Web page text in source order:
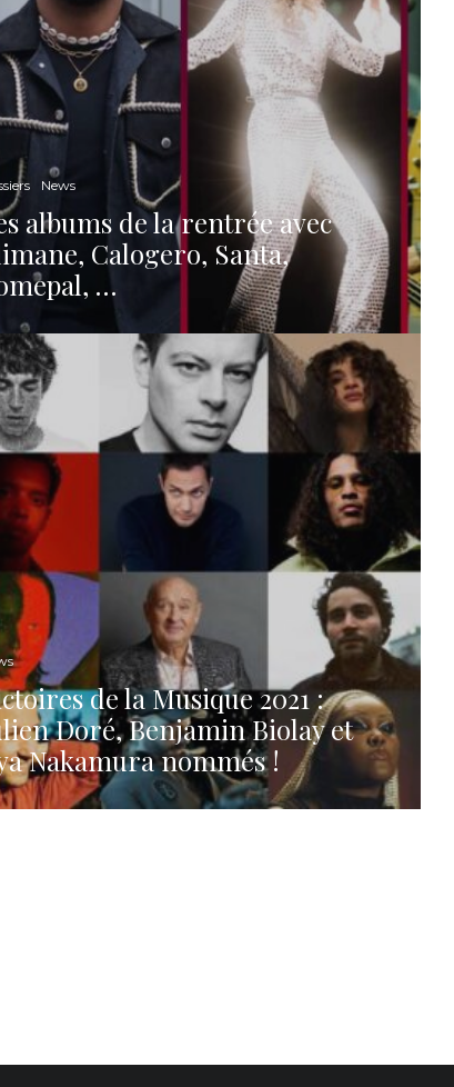
News
albums de la rentrée avec
Calogero, Santa,
…
de la Musique 2021 :
Doré, Benjamin Biolay et
Nakamura nommés !